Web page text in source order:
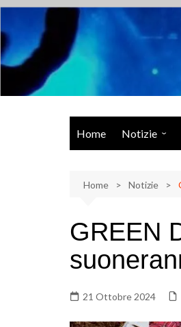
Salta
contenuto
Musica Rock, Metal, Punk e varie sonorità
Home Notizie
Eventi
Libri
Home Notizie
GREEN
21 Ottobre 2024